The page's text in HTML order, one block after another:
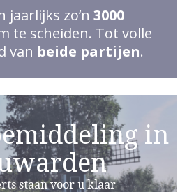
waardering:
5
van
jaarlijks zo’n 3000
te scheiden. Tot volle
van beide partijen.
in
staan voor u klaar